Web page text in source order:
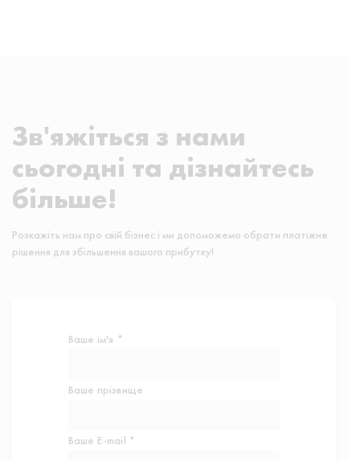
Зв'яжіться з нами
сьогодні та дізнайтесь
більше!
Розкажіть нам про свій бізнес і ми допоможемо обрати платіжне
рішення для збільшення вашого прибутку!
Ваше ім'я *
Ваше прізвище
Ваше E-mail *